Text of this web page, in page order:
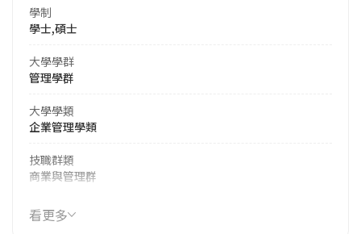
學制
學士,碩士
大學學群
管理學群
大學學類
企業管理學類
技職群類
商業與管理群
114年學費
38,051 元/學期
看更多